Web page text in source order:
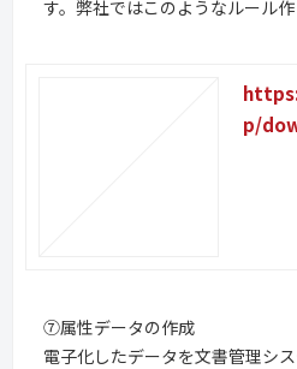
す。弊社ではこのようなルール作
p/
⑦属性データの作成
電子化したデータを文書管理シ